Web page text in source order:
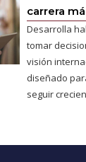
carrera
Desarrolla
tomar
visión
diseñado
seguir